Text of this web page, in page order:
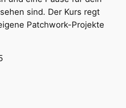
sind. Der Kurs regt
Patchwork-Projekte